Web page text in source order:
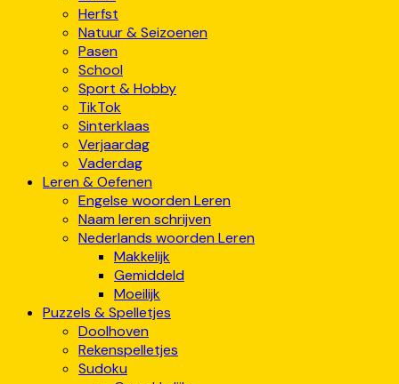
Herfst
Natuur & Seizoenen
Pasen
School
Sport & Hobby
TikTok
Sinterklaas
Verjaardag
Vaderdag
Leren & Oefenen
Engelse woorden Leren
Naam leren schrijven
Nederlands woorden Leren
Makkelijk
Gemiddeld
Moeilijk
Puzzels & Spelletjes
Doolhoven
Rekenspelletjes
Sudoku